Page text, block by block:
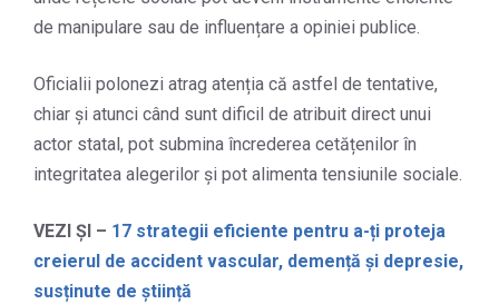
de manipulare sau de influențare a opiniei publice.
Oficialii polonezi atrag atenția că astfel de tentative,
chiar și atunci când sunt dificil de atribuit direct unui
actor statal, pot submina încrederea cetățenilor în
integritatea alegerilor și pot alimenta tensiunile sociale.
VEZI ȘI – 17 strategii eficiente pentru a-ți proteja
creierul de accident vascular, demență și depresie,
susținute de știință